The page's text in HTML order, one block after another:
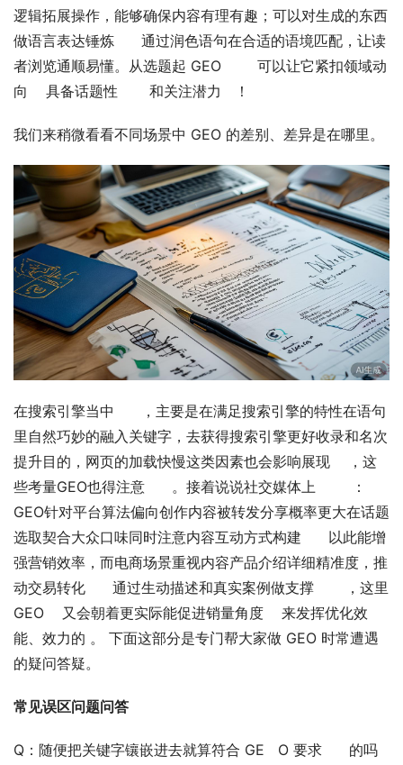
逻辑拓展操作，能够确保内容有理有趣；可以对生成的东西
做语言表达锤炼      通过润色语句在合适的语境匹配，让读
者浏览通顺易懂。从选题起 GEO        可以让它紧扣领域动
向    具备话题性       和关注潜力   ！
我们来稍微看看不同场景中 GEO 的差别、差异是在哪里。
在搜索引擎当中      ，主要是在满足搜索引擎的特性在语句
里自然巧妙的融入关键字，去获得搜索引擎更好收录和名次
提升目的，网页的加载快慢这类因素也会影响展现    ，这
些考量GEO也得注意      。接着说说社交媒体上        ：
GEO针对平台算法偏向创作内容被转发分享概率更大在话题
选取契合大众口味同时注意内容互动方式构建      以此能增
强营销效率，而电商场景重视内容产品介绍详细精准度，推
动交易转化      通过生动描述和真实案例做支撑       ，这里
GEO    又会朝着更实际能促进销量角度    来发挥优化效
能、效力的 。 下面这部分是专门帮大家做 GEO 时常遭遇
的疑问答疑。
常见误区问题问答
Q：随便把关键字镶嵌进去就算符合 GE   O 要求      的吗